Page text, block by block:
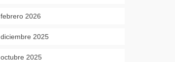
febrero 2026
diciembre 2025
octubre 2025